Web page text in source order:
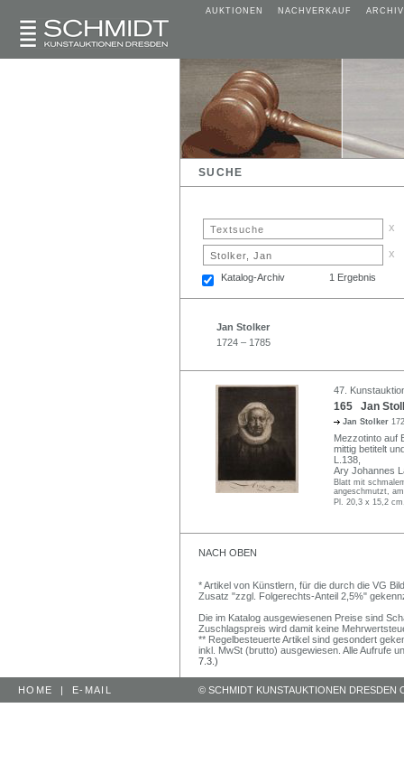
AUKTIONEN NACHVERKAUF ARCHIV
SUCHE
x
x
Katalog-Archiv 1 Ergebnis
Jan Stolker
1724 – 1785
47.
165 Jan
Jan Stolker
Mezzotinto auf
mittig betitelt
L.138,
Ary Johannes
Blatt mit
angeschmutzt,
Pl. 20,3 x 15,2
NACH OBEN
* Artikel von Künstlern, für die durch die VG
Zusatz "zzgl. Folgerechts-Anteil 2,5%"
Die im Katalog ausgewiesenen Preise sind
Zuschlagspreis wird damit keine
** Regelbesteuerte Artikel sind gesondert
inkl. MwSt (brutto) ausgewiesen. Alle Aufrufe
7.3.)
HOME | E-MAIL © SCHMIDT KUNSTAUKTIONEN DRESDEN